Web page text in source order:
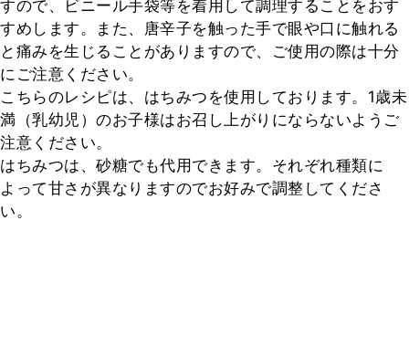
すので、ビニール手袋等を着用して調理することをおす
すめします。また、唐辛子を触った手で眼や口に触れる
と痛みを生じることがありますので、ご使用の際は十分
にご注意ください。
こちらのレシピは、はちみつを使用しております。1歳未
満（乳幼児）のお子様はお召し上がりにならないようご
注意ください。
はちみつは、砂糖でも代用できます。それぞれ種類に
よって甘さが異なりますのでお好みで調整してくださ
い。